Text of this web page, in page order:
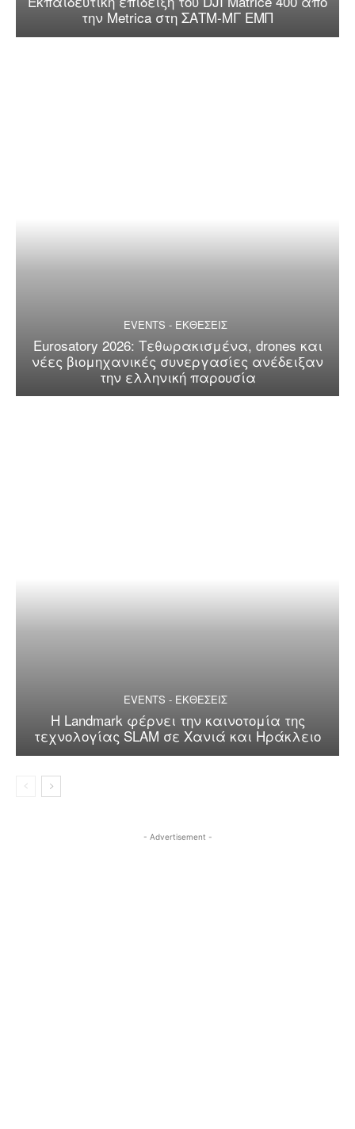
την Metrica στη ΣΑΤΜ-ΜΓ ΕΜΠ
EVENTS - ΕΚΘΕΣΕΙΣ
Eurosatory 2026: Τεθωρακισμένα, drones και
νέες βιομηχανικές συνεργασίες ανέδειξαν
την ελληνική παρουσία
EVENTS - ΕΚΘΕΣΕΙΣ
Η Landmark φέρνει την καινοτομία της
τεχνολογίας SLAM σε Χανιά και Ηράκλειο
- Advertisement -